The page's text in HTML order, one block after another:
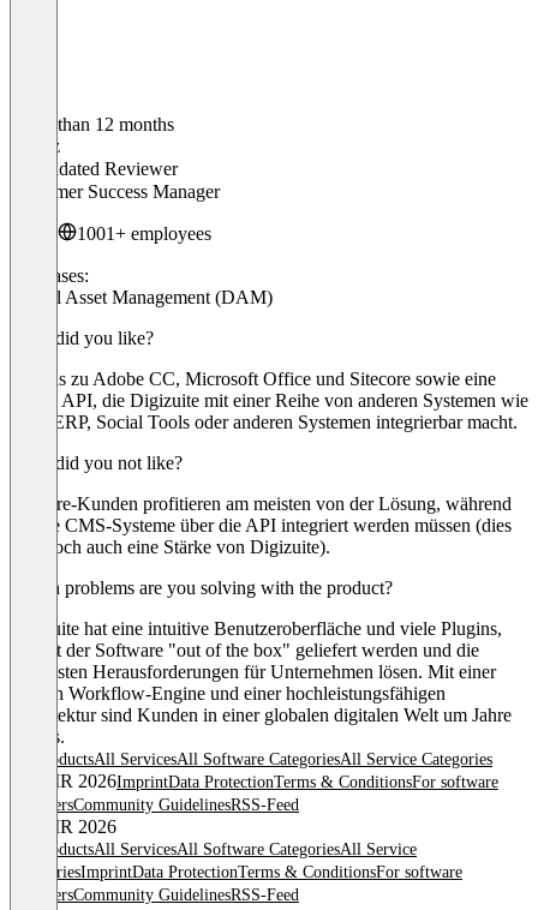
Older than 12 months
Moritz
Validated Reviewer
Customer Success Manager
1001+ employees
Use cases:
Digital Asset Management (DAM)
What did you like?
Plugins zu Adobe CC, Microsoft Office und Sitecore sowie eine
offene API, die Digizuite mit einer Reihe von anderen Systemen wie
PIM, ERP, Social Tools oder anderen Systemen integrierbar macht.
What did you not like?
Sitecore-Kunden profitieren am meisten von der Lösung, während
andere CMS-Systeme über die API integriert werden müssen (dies
ist jedoch auch eine Stärke von Digizuite).
Which problems are you solving with the product?
Digizuite hat eine intuitive Benutzeroberfläche und viele Plugins,
die mit der Software "out of the box" geliefert werden und die
häufigsten Herausforderungen für Unternehmen lösen. Mit einer
starken Workflow-Engine und einer hochleistungsfähigen
Architektur sind Kunden in einer globalen digitalen Welt um Jahre
voraus.
All productsAll ServicesAll Software CategoriesAll Service Categories
© OMR 2026ImprintData ProtectionTerms & ConditionsFor software
providersCommunity GuidelinesRSS-Feed
© OMR 2026
All productsAll ServicesAll Software CategoriesAll Service
CategoriesImprintData ProtectionTerms & ConditionsFor software
providersCommunity GuidelinesRSS-Feed